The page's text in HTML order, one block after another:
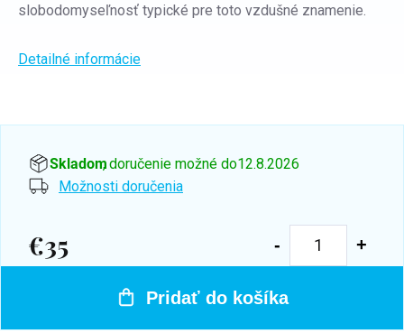
slobodomyseľnosť typické pre toto vzdušné znamenie.
Detailné informácie
Skladom, doručenie možné do12.8.2026
Možnosti doručenia
€35
Jednotková
Pridať do košíka